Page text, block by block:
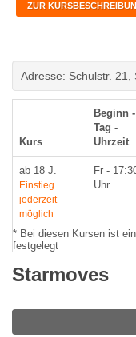
ZUR
Adresse: Schulstr. 21,
Kurs
Beginn -
Tag -
Uhrzeit
ab 18 J.
Einstieg
jederzeit
möglich
Fr -
Uhr
* Bei diesen Kursen ist
festgelegt
Starmoves